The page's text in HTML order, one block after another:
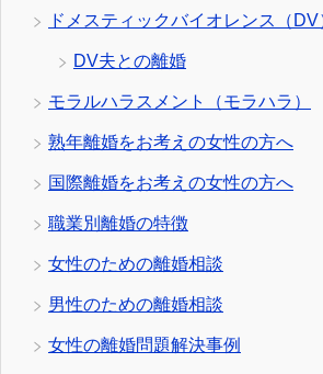
ドメスティックバイオレンス（DV
DV夫との離婚
モラルハラスメント（モラハラ）
熟年離婚をお考えの女性の方へ
国際離婚をお考えの女性の方へ
職業別離婚の特徴
女性のための離婚相談
男性のための離婚相談
女性の離婚問題解決事例